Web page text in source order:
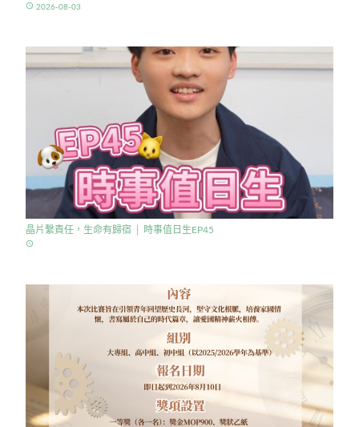
access_time 2026-08-03
晶片繫責任，生命有歸宿 │ 時事值日生EP45
access_time